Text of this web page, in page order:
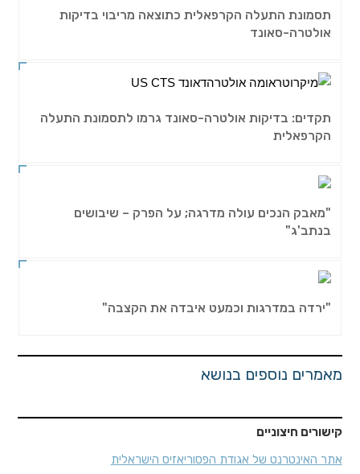
תסמונת התעלה הקרפאלית כתוצאה מריבוי בדיקות
אולטרה-סאונד
תקדים: בדיקות אולטרה-סאונד גרמו לתסמונת התעלה
הקרפאלית
"מאבק הנכים עולה מדרגה; על הפרק – שיבושים
בנתב'ג"
"ירדה במדרגות וכמעט איבדה את הקצבה"
מאמרים נוספים בנושא
קישורים חיצוניים
אתר האינטרנט של אגודת הפסוריאזיס הישראלית